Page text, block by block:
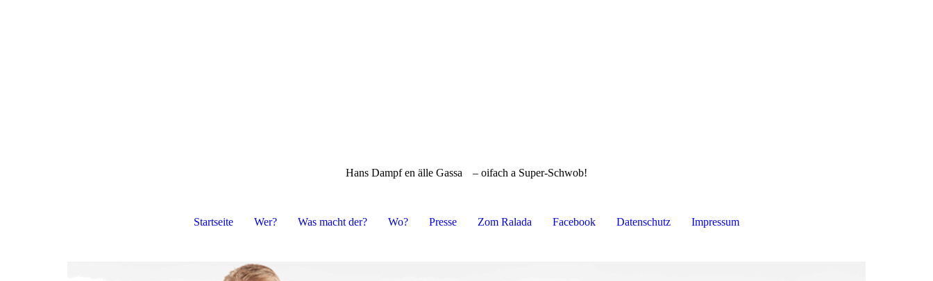
Hans Dampf en älle Gassa – oifach a Super-Schwob!
Startseite Wer? Was macht der? Wo? Presse Zom Ralada Facebook Datenschutz Impressum